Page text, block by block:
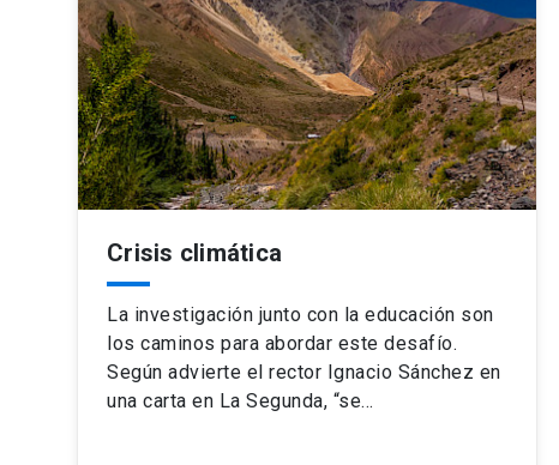
Crisis climática
La investigación junto con la educación son
los caminos para abordar este desafío.
Según advierte el rector Ignacio Sánchez en
una carta en La Segunda, “se…